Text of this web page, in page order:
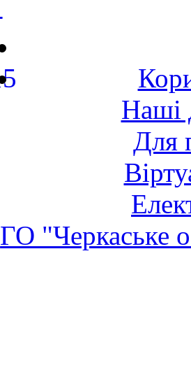
Наші
Для
ГО "Черкаське